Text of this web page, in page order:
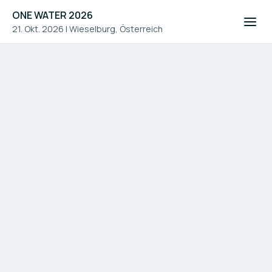
ONE WATER 2026
21. Okt. 2026 | Wieselburg, Österreich